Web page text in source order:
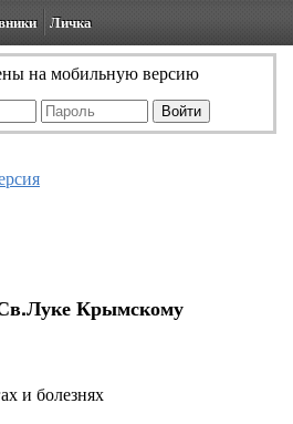
Личка
на мобильную версию
Крымскому
и болезнях